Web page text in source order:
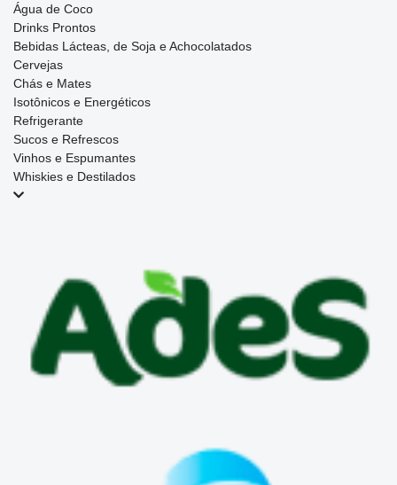
Água de Coco
Drinks Prontos
Bebidas Lácteas, de Soja e Achocolatados
Cervejas
Chás e Mates
Isotônicos e Energéticos
Refrigerante
Sucos e Refrescos
Vinhos e Espumantes
Whiskies e Destilados